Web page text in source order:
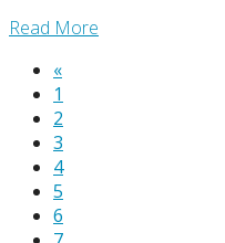
Read More
«
1
2
3
4
5
6